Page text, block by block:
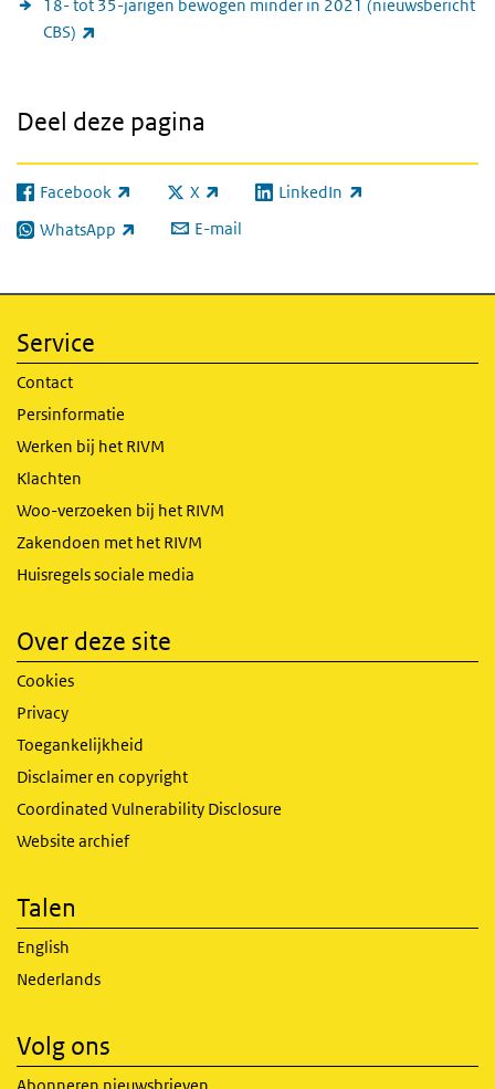
18- tot 35-jarigen bewogen minder in 2021 (nieuwsbericht
CBS)
Deel deze pagina
Facebook
(externe link) X
(externe link) LinkedIn
(externe link)
WhatsApp
(externe link) E-mail
Service
Contact
Persinformatie
Werken bij het RIVM
Klachten
Woo-verzoeken bij het RIVM
Zakendoen met het RIVM
Huisregels sociale media
Over deze site
Cookies
Privacy
Toegankelijkheid
Disclaimer en copyright
Coordinated Vulnerability Disclosure
Website archief
Talen
English
Nederlands
Volg ons